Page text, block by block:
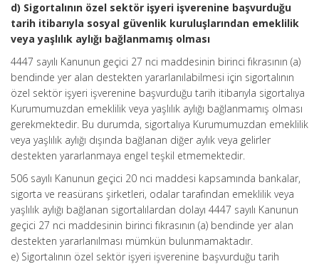
d) Sigortalının özel sektör işyeri işverenine başvurduğu
tarih itibarıyla sosyal güvenlik kuruluşlarından emeklilik
veya yaşlılık aylığı bağlanmamış olması
4447 sayılı Kanunun geçici 27 nci maddesinin birinci fıkrasının (a)
bendinde yer alan destekten yararlanılabilmesi için sigortalının
özel sektör işyeri işverenine başvurduğu tarih itibarıyla sigortalıya
Kurumumuzdan emeklilik veya yaşlılık aylığı bağlanmamış olması
gerekmektedir. Bu durumda, sigortalıya Kurumumuzdan emeklilik
veya yaşlılık aylığı dışında bağlanan diğer aylık veya gelirler
destekten yararlanmaya engel teşkil etmemektedir.
506 sayılı Kanunun geçici 20 nci maddesi kapsamında bankalar,
sigorta ve reasürans şirketleri, odalar tarafından emeklilik veya
yaşlılık aylığı bağlanan sigortalılardan dolayı 4447 sayılı Kanunun
geçici 27 nci maddesinin birinci fıkrasının (a) bendinde yer alan
destekten yararlanılması mümkün bulunmamaktadır.
e) Sigortalının özel sektör işyeri işverenine başvurduğu tarih